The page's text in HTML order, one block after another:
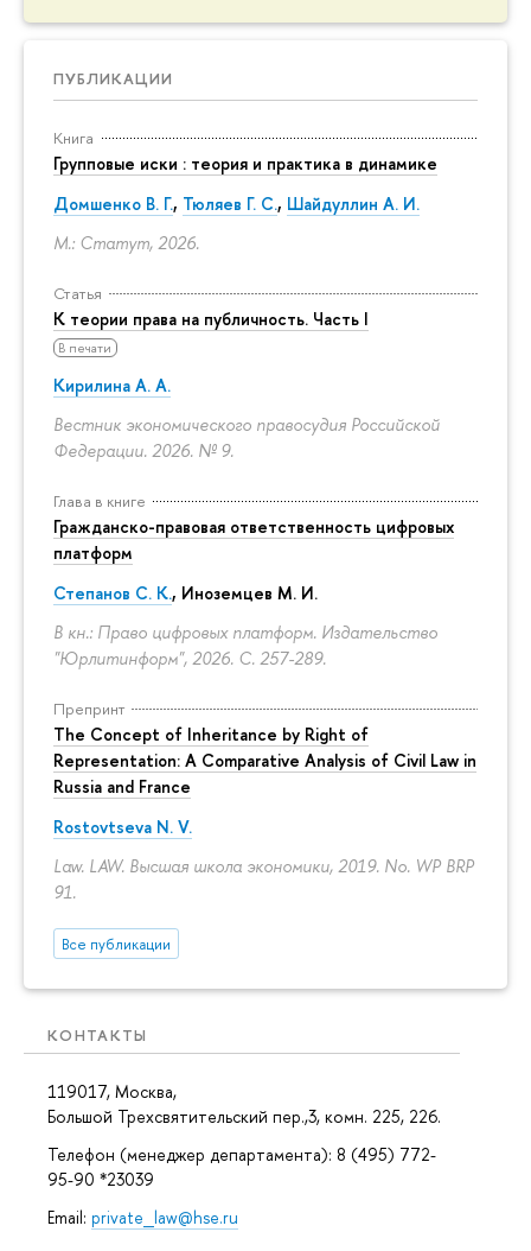
ПУБЛИКАЦИИ
Книга
Групповые иски : теория и практика в динамике
Домшенко В. Г., Тюляев Г. С., Шайдуллин А. И.
М.: Статут, 2026.
Статья
К теории права на публичность. Часть I
В печати
Кирилина А. А.
Вестник экономического правосудия Российской
Федерации. 2026. № 9.
Глава в книге
Гражданско-правовая ответственность цифровых
платформ
Степанов С. К., Иноземцев М. И.
В кн.: Право цифровых платформ. Издательство
"Юрлитинформ", 2026. С. 257-289.
Препринт
The Concept of Inheritance by Right of
Representation: A Comparative Analysis of Civil Law in
Russia and France
Rostovtseva N. V.
Law. LAW. Высшая школа экономики, 2019. No. WP BRP
91.
Все публикации
КОНТАКТЫ
119017, Москва,
Большой Трехсвятительский пер.,3, комн. 225, 226.
Телефон (менеджер департамента): 8 (495) 772-
95-90 *23039
Email: private_law@hse.ru